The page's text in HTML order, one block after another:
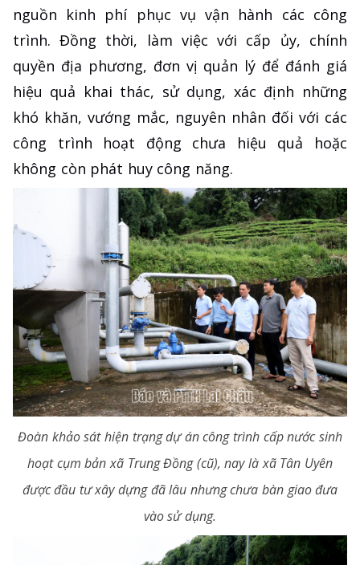
nguồn kinh phí phục vụ vận hành các công
trình. Đồng thời, làm việc với cấp ủy, chính
quyền địa phương, đơn vị quản lý để đánh giá
hiệu quả khai thác, sử dụng, xác định những
khó khăn, vướng mắc, nguyên nhân đối với các
công trình hoạt động chưa hiệu quả hoặc
không còn phát huy công năng.
Đoàn khảo sát hiện trạng dự án công trình cấp nước sinh
hoạt cụm bản xã Trung Đồng (cũ), nay là xã Tân Uyên
được đầu tư xây dựng đã lâu nhưng chưa bàn giao đưa
vào sử dụng.